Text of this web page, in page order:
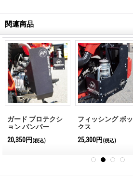
関連商品
ガード プロテクシ
ョン バンパー
20,350円 (税込)
フィッシング ボッ
クス
25,300円 (税込)